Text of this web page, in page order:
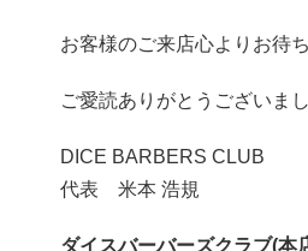
お客様のご来店心よりお待
ご愛読ありがとうございまし
DICE BARBERS CLUB
代表 米本 浩規
ダイスバーバーズクラブ(本